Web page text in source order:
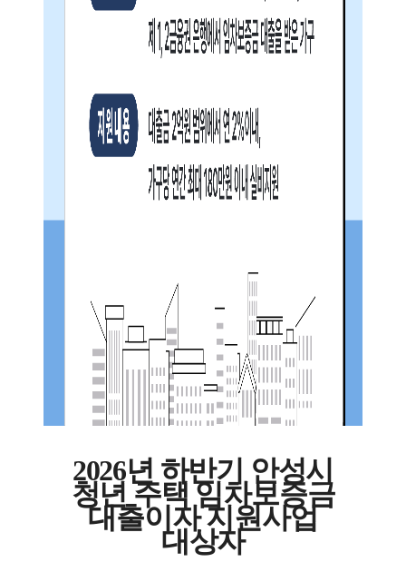
2026년 하반기 안성시
청년 주택 임차보증금
대출이자 지원사업
대상자